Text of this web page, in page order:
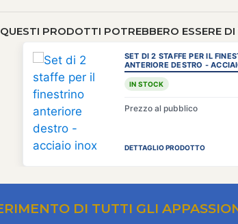
QUESTI PRODOTTI POTREBBERO ESSERE DI
SET DI 2 STAFFE PER IL
ANTERIORE DESTRO -
IN STOCK
Prezzo al pubblico
DETTAGLIO PRODOTTO
DI TUTTI GLI